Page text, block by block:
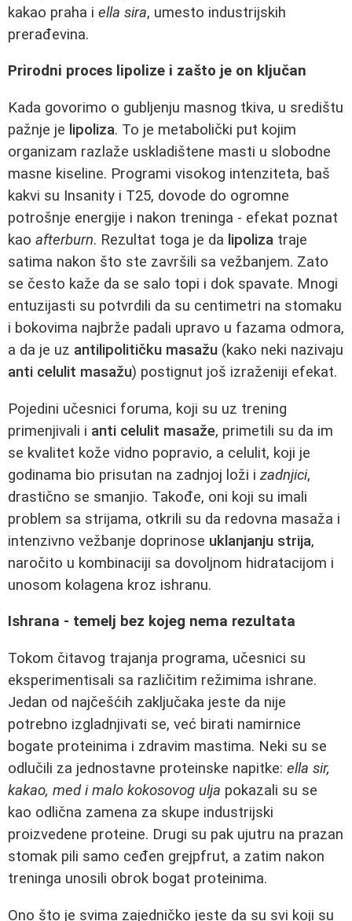
kakao praha i ella sira, umesto industrijskih
prerađevina.
Prirodni proces lipolize i zašto je on ključan
Kada govorimo o gubljenju masnog tkiva, u središtu
pažnje je lipoliza. To je metabolički put kojim
organizam razlaže uskladištene masti u slobodne
masne kiseline. Programi visokog intenziteta, baš
kakvi su Insanity i T25, dovode do ogromne
potrošnje energije i nakon treninga - efekat poznat
kao afterburn. Rezultat toga je da lipoliza traje
satima nakon što ste završili sa vežbanjem. Zato
se često kaže da se salo topi i dok spavate. Mnogi
entuzijasti su potvrdili da su centimetri na stomaku
i bokovima najbrže padali upravo u fazama odmora,
a da je uz antilipolitičku masažu (kako neki nazivaju
anti celulit masažu) postignut još izraženiji efekat.
Pojedini učesnici foruma, koji su uz trening
primenjivali i anti celulit masaže, primetili su da im
se kvalitet kože vidno popravio, a celulit, koji je
godinama bio prisutan na zadnjoj loži i zadnjici,
drastično se smanjio. Takođe, oni koji su imali
problem sa strijama, otkrili su da redovna masaža i
intenzivno vežbanje doprinose uklanjanju strija,
naročito u kombinaciji sa dovoljnom hidratacijom i
unosom kolagena kroz ishranu.
Ishrana - temelj bez kojeg nema rezultata
Tokom čitavog trajanja programa, učesnici su
eksperimentisali sa različitim režimima ishrane.
Jedan od najčešćih zaključaka jeste da nije
potrebno izgladnjivati se, već birati namirnice
bogate proteinima i zdravim mastima. Neki su se
odlučili za jednostavne proteinske napitke: ella sir,
kakao, med i malo kokosovog ulja pokazali su se
kao odlična zamena za skupe industrijski
proizvedene proteine. Drugi su pak ujutru na prazan
stomak pili samo ceđen grejpfrut, a zatim nakon
treninga unosili obrok bogat proteinima.
Ono što je svima zajedničko jeste da su svi koji su